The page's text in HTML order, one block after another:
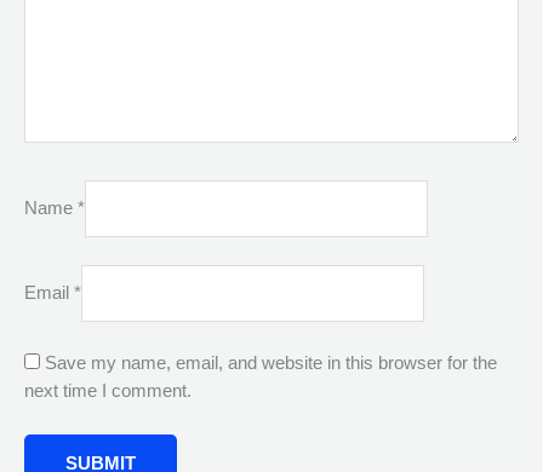
Name *
Email *
Save my name, email, and website in this browser for the
next time I comment.